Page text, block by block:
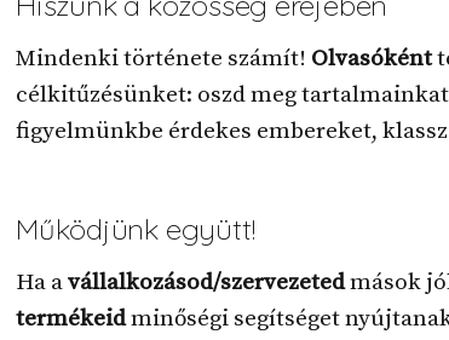
Mindenki története számít! Olvasóként
célkitűzésünket: oszd meg
figyelmünkbe érdekes embereket,
Működjünk együtt!
Ha avállalkozásod/szervezetedmások
termékeidminőségi segítséget